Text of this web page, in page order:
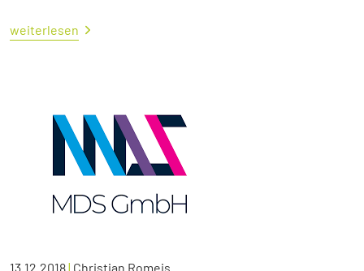
weiterlesen
13.12.2018| Christian Romeis